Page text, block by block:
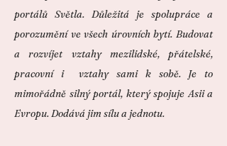
portálů Světla. Důležitá je spolupráce a
porozumění ve všech úrovních bytí. Budovat
a rozvíjet vztahy mezilidské, přátelské,
pracovní i vztahy sami k sobě. Je to
mimořádně silný portál, který spojuje Asii a
Evropu. Dodává jim sílu a jednotu.